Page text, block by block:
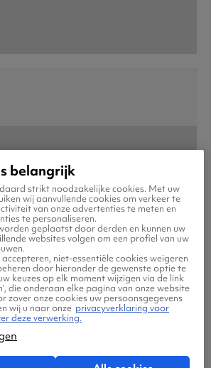
belangrijk
strikt noodzakelijke cookies. Met uw
wij aanvullende cookies om verkeer te
van onze advertenties te meten en
te personaliseren.
geplaatst door derden en kunnen uw
websites volgen om een profiel van uw
niet-essentiële cookies weigeren
door hieronder de gewenste optie te
keuzes op elk moment wijzigen via de link
die onderaan elke pagina van onze website
zover onze cookies uw persoonsgegevens
wij u naar onze privacyverklaring voor
deze verwerking.